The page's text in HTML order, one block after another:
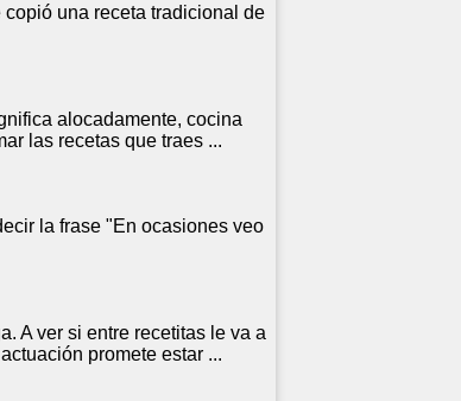
una receta tradicional de
alocadamente, cocina
las recetas que traes ...
la frase "En ocasiones veo
A ver si entre recetitas le va a
promete estar ...